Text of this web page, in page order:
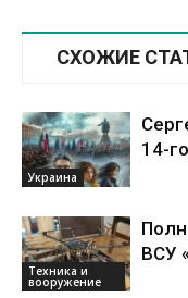
СХОЖИЕ
Украина
14-
Техника и
вооружение
ВСУ